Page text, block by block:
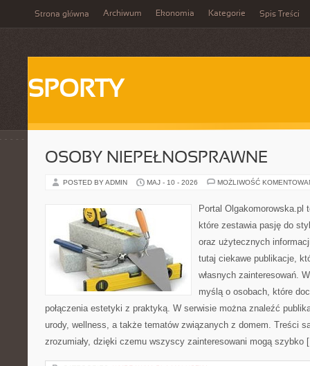
Strona główna Archiwum Ekonomia Kategorie Spis Treści
SPORTY
OSOBY NIEPEŁNOSPRAWNE
POSTED BY ADMIN MAJ - 10 - 2026 MOŻLIWOŚĆ
Portal Olgakomorowska.pl
które zestawia pasję do
oraz użytecznych
tutaj ciekawe publikacje,
własnych zainteresowań.
myślą o osobach, które
połączenia estetyki z praktyką. W serwisie można znaleźć
urody, wellness, a także tematów związanych z domem. Treści
zrozumiały, dzięki czemu wszyscy zainteresowani mogą szybko